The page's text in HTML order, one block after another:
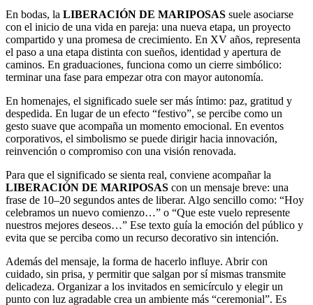
En bodas, la LIBERACIÓN DE MARIPOSAS suele asociarse
con el inicio de una vida en pareja: una nueva etapa, un proyecto
compartido y una promesa de crecimiento. En XV años, representa
el paso a una etapa distinta con sueños, identidad y apertura de
caminos. En graduaciones, funciona como un cierre simbólico:
terminar una fase para empezar otra con mayor autonomía.
En homenajes, el significado suele ser más íntimo: paz, gratitud y
despedida. En lugar de un efecto “festivo”, se percibe como un
gesto suave que acompaña un momento emocional. En eventos
corporativos, el simbolismo se puede dirigir hacia innovación,
reinvención o compromiso con una visión renovada.
Para que el significado se sienta real, conviene acompañar la
LIBERACIÓN DE MARIPOSAS con un mensaje breve: una
frase de 10–20 segundos antes de liberar. Algo sencillo como: “Hoy
celebramos un nuevo comienzo…” o “Que este vuelo represente
nuestros mejores deseos…” Ese texto guía la emoción del público y
evita que se perciba como un recurso decorativo sin intención.
Además del mensaje, la forma de hacerlo influye. Abrir con
cuidado, sin prisa, y permitir que salgan por sí mismas transmite
delicadeza. Organizar a los invitados en semicírculo y elegir un
punto con luz agradable crea un ambiente más “ceremonial”. Es